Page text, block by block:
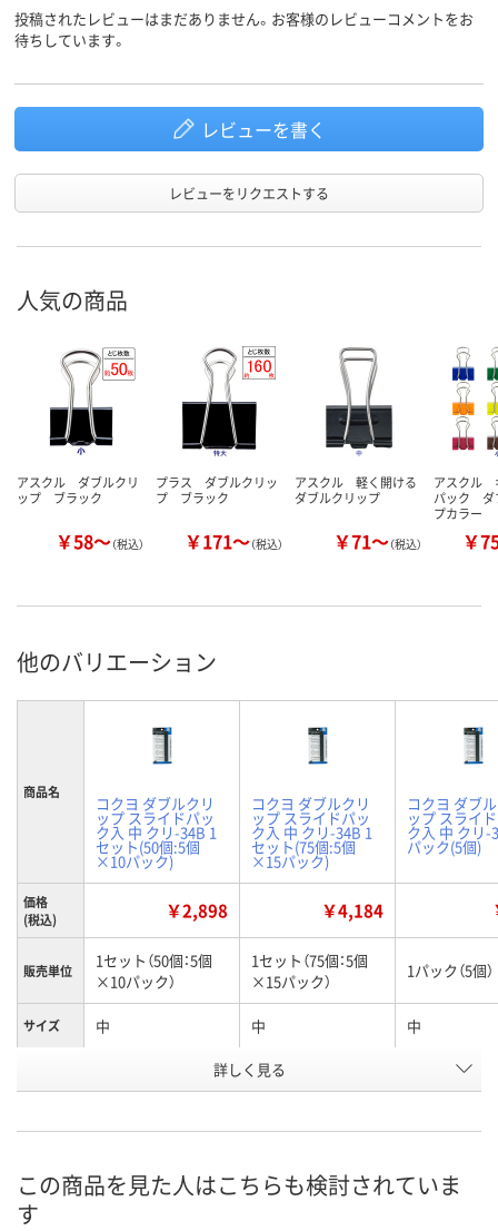
スコア
40 45
投稿されたレビューはまだありません。お客様のレビューコメントをお
待ちしています。
レビューを書く
レビューをリクエストする
人気の商品
アスクル ダブルクリ
ップ ブラック
￥58～（税込）
プラス ダブルクリッ
プ ブラック
￥171～（税込）
アスクル 軽く開ける
ダブルクリップ
￥71～（税込）
アスクル
パック ダ
プカラー
￥
他のバリエーション
商品名
コクヨ ダブルクリ
ップ スライドパッ
ク入 中 クリ-34B 1
セット(50個:5個
×10パック)
コクヨ ダブルクリ
ップ スライドパッ
ク入 中 クリ-34B 1
セット(75個:5個
×15パック)
コクヨ ダブ
ップ スライ
ク入 中 クリ-
パック(5個)
価格
(税込)
￥2,898 ￥4,184
販売単位
1セット（50個：5個
×10パック）
1セット（75個：5個
×15パック）
1パック（5個）
サイズ 中 中 中
R530383 XA63668
お届け日
ついてご連絡いたし
ついてご連絡いたし
8月11日（火）
詳しく見る
この商品を見た人はこちらも検討されていま
す